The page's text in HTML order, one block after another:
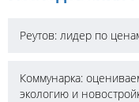
Реутов: лидер по
Коммунарка:
экологию и